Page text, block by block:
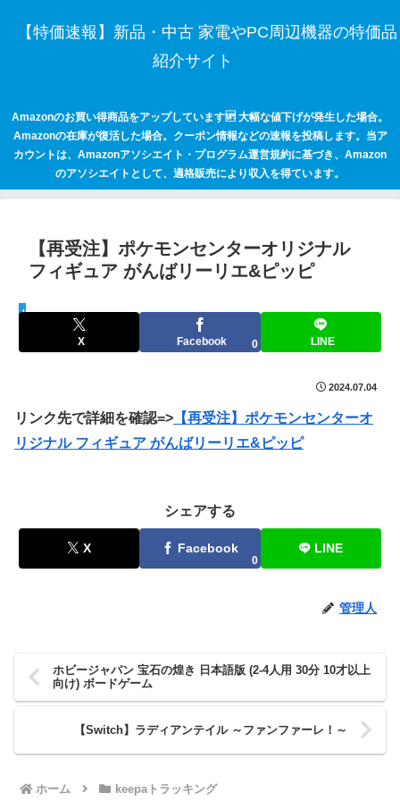
【特価速報】新品・中古 家電やPC周辺機器の特価品
紹介サイト
Amazonのお買い得商品をアップしています🆙 大幅な値下げが発生した場合。
Amazonの在庫が復活した場合。クーポン情報などの速報を投稿します。当ア
カウントは、Amazonアソシエイト・プログラム運営規約に基づき、Amazon
のアソシエイトとして、適格販売により収入を得ています。
【再受注】ポケモンセンターオリジナル
フィギュア がんばリーリエ&ピッピ
keepaトラッキング
X Facebook 0 LINE
2024.07.04
リンク先で詳細を確認=> 【再受注】ポケモンセンターオ
リジナル フィギュア がんばリーリエ&ピッピ
シェアする
X Facebook
0
LINE
管理人
ホビージャパン 宝石の煌き 日本語版 (2-4人用 30分 10才以上
向け) ボードゲーム
【Switch】ラディアンテイル ～ファンファーレ！～
ホーム keepaトラッキング